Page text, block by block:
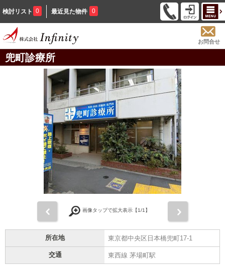
検討リスト 0 最近見た物件 0
お問合せ
兜町診療所
画像タップで拡大表示【1/1】
所在地 東京都中央区日本橋兜町17-1
交通 東西線 茅場町駅